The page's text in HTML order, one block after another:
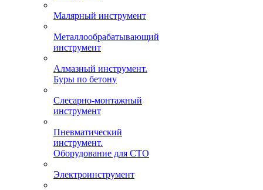
Малярный инструмент
Металлообрабатывающий
инструмент
Алмазный инструмент.
Буры по бетону
Слесарно-монтажный
инструмент
Пневматический
инструмент.
Оборудование для СТО
Электроинструмент